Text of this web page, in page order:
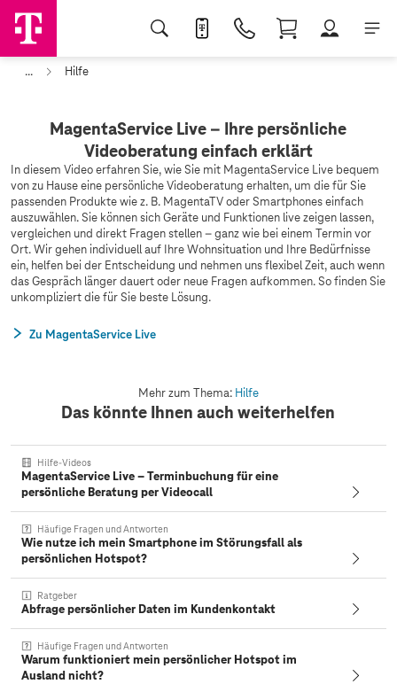
... Hilfe
MagentaService Live – Ihre persönliche
Videoberatung einfach erklärt
In diesem Video erfahren Sie, wie Sie mit MagentaService Live bequem
von zu Hause eine persönliche Videoberatung erhalten, um die für Sie
passenden Produkte wie z. B. MagentaTV oder Smartphones einfach
auszuwählen. Sie können sich Geräte und Funktionen live zeigen lassen,
vergleichen und direkt Fragen stellen – ganz wie bei einem Termin vor
Ort. Wir gehen individuell auf Ihre Wohnsituation und Ihre Bedürfnisse
ein, helfen bei der Entscheidung und nehmen uns flexibel Zeit, auch wenn
das Gespräch länger dauert oder neue Fragen aufkommen. So finden Sie
unkompliziert die für Sie beste Lösung.
Zu MagentaService Live
Mehr zum Thema: Hilfe
Das könnte Ihnen auch weiterhelfen
Hilfe-Videos
MagentaService Live – Terminbuchung für eine
persönliche Beratung per Videocall
Häufige Fragen und Antworten
Wie nutze ich mein Smartphone im Störungsfall als
persönlichen Hotspot?
Ratgeber
Abfrage persönlicher Daten im Kundenkontakt
Häufige Fragen und Antworten
Warum funktioniert mein persönlicher Hotspot im
Ausland nicht?